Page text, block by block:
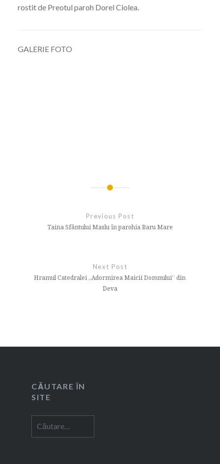
rostit de Preotul paroh Dorel Ciolea.
GALERIE FOTO
articole
Previous Post
Taina Sfântului Maslu în parohia Baru Mare
Next Post
Hramul Catedralei „Adormirea Maicii Domnului” din
Deva
CĂUTARE ÎN
SITE
după: